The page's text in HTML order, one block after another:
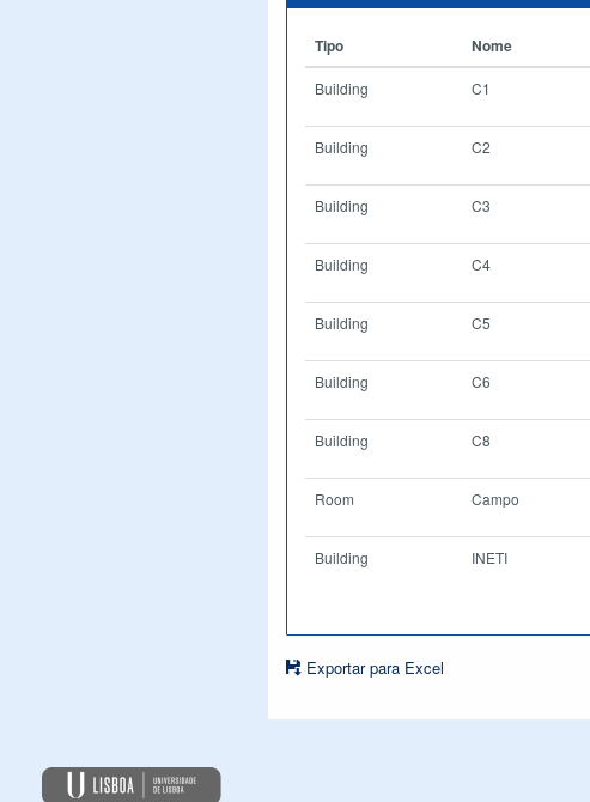
Tipo Nome
Building C1
Building C2
Building C3
Building C4
Building C5
Building C6
Building C8
Room Campo
Building INETI
Exportar para Excel